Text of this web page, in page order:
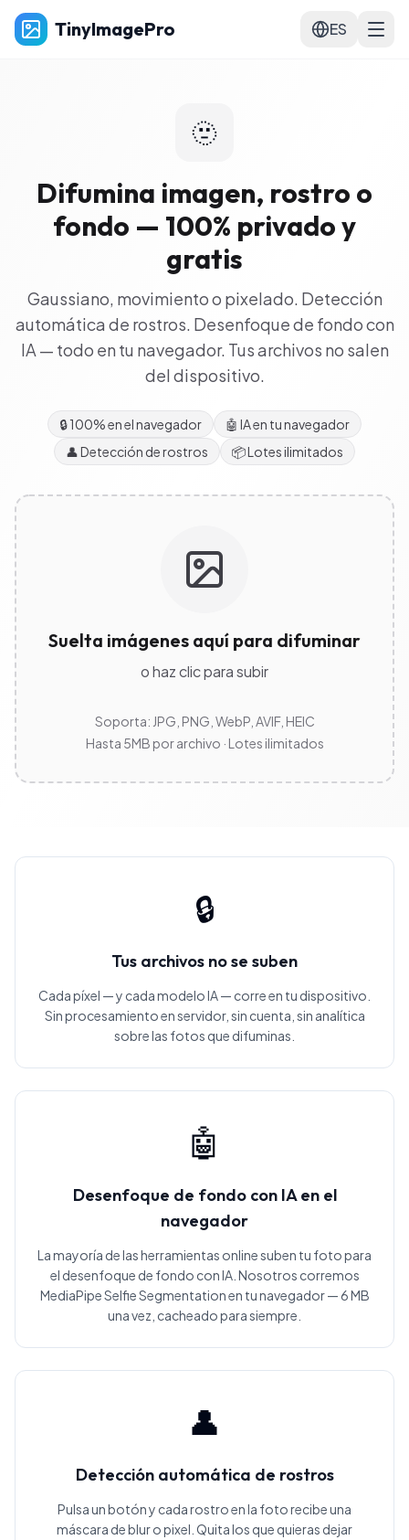
TinyImagePro ES
🫥
Difumina imagen, rostro o
fondo — 100% privado y
gratis
Gaussiano, movimiento o pixelado. Detección
automática de rostros. Desenfoque de fondo con
IA — todo en tu navegador. Tus archivos no salen
del dispositivo.
🔒100% en el navegador 🤖 IA en tu navegador
👤Detección de rostros 📦Lotes ilimitados
Suelta imágenes aquí para difuminar
o haz clic para subir
Soporta: JPG, PNG, WebP, AVIF, HEIC
Hasta 5MB por archivo · Lotes ilimitados
🔒
Tus archivos no se suben
Cada píxel — y cada modelo IA — corre en tu dispositivo.
Sin procesamiento en servidor, sin cuenta, sin analítica
sobre las fotos que difuminas.
🤖
Desenfoque de fondo con IA en el
navegador
La mayoría de las herramientas online suben tu foto para
el desenfoque de fondo con IA. Nosotros corremos
MediaPipe Selfie Segmentation en tu navegador — 6 MB
una vez, cacheado para siempre.
👤
Detección automática de rostros
Pulsa un botón y cada rostro en la foto recibe una
máscara de blur o pixel. Quita los que quieras dejar